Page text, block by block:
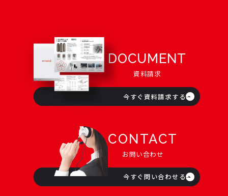
DOCUMENT
資料請求
今すぐ資料請求する
CONTACT
お問い合わせ
今すぐ問い合わせる